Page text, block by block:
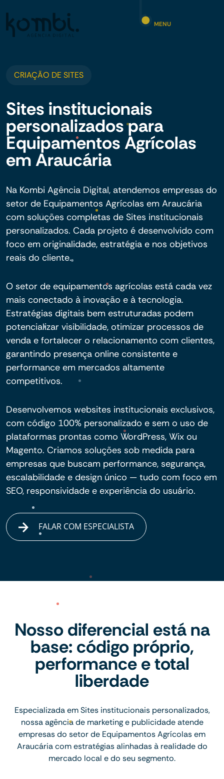
MENU
CRIAÇÃO DE SITES
Sites institucionais
personalizados para
Equipamentos Agrícolas
em Araucária
Na Kombi Agência Digital, atendemos empresas do
setor de Equipamentos Agrícolas em Araucária
com soluções completas de Sites institucionais
personalizados. Cada projeto é desenvolvido com
foco em originalidade, estratégia e nos objetivos
reais do cliente.
O setor de equipamentos agrícolas está cada vez
mais conectado à inovação e à tecnologia.
Estratégias digitais bem estruturadas podem
potencializar visibilidade, otimizar processos de
venda e fortalecer o relacionamento com clientes,
garantindo presença online consistente e
performance em mercados altamente
competitivos.
Desenvolvemos websites institucionais exclusivos,
com código 100% personalizado e sem o uso de
plataformas prontas como WordPress, Wix ou
Magento. Criamos soluções sob medida para
empresas que buscam performance, segurança,
escalabilidade e design único — tudo com foco em
SEO, responsividade e experiência do usuário.
FALAR COM ESPECIALISTA
Nosso diferencial está na
base: código próprio,
performance e total
liberdade
Especializada em Sites institucionais personalizados,
nossa agência de marketing e publicidade atende
empresas do setor de Equipamentos Agrícolas em
Araucária com estratégias alinhadas à realidade do
mercado local e do seu segmento.